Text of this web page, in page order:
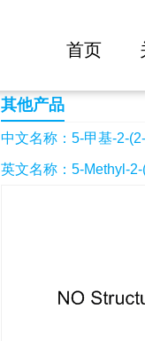
首页
5-甲基-2-(2-吡啶基)-1,3-噻唑-
其他产品
中文名称：5-甲基-2-
英文名称：5-Methyl-